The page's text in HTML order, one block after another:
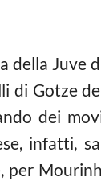
della Juve
di Gotze
dei
infatti,
per